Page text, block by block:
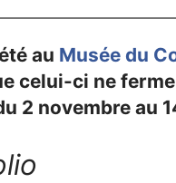
au Musée du
celui-ci ne
2 novembre au